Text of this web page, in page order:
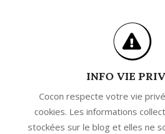
INFO VIE
Cocon respecte votre vie
cookies. Les informations
stockées sur le blog et elles ne